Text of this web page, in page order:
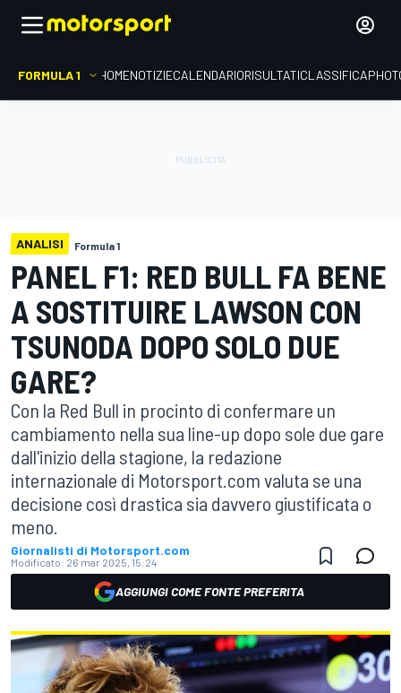
FORMULA 1 HOMENOTIZIECALENDARIORISULTATICLASSIFICA
ANALISI Formula 1
PANEL F1: RED BULL FA BENE
A SOSTITUIRE LAWSON CON
TSUNODA DOPO SOLO DUE
GARE?
Con la Red Bull in procinto di confermare un
cambiamento nella sua line-up dopo sole due gare
dall'inizio della stagione, la redazione
internazionale di Motorsport.com valuta se una
decisione così drastica sia davvero giustificata o
meno.
Giornalisti di Motorsport.com
Modificato: 26 mar 2025, 15:24
AGGIUNGI COME FONTE PREFERITA